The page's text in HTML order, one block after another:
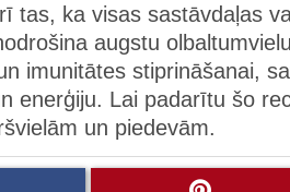
tas, ka visas sastāvdaļas
augstu
imunitātes stiprināšanai,
enerģiju. Lai padarītu šo
un piedevām.